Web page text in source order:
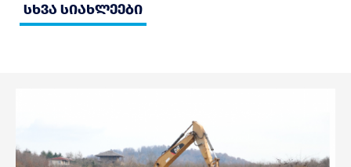
სხვა სიახლეები